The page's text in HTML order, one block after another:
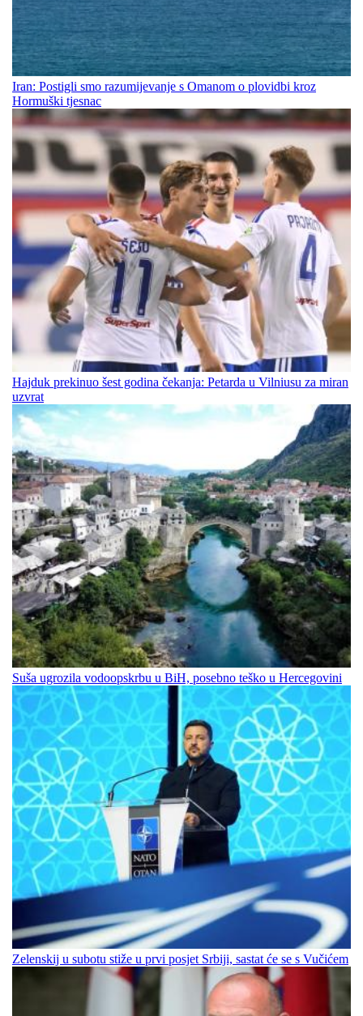
Iran: Postigli smo razumijevanje s Omanom o plovidbi kroz
Hormuški tjesnac
Hajduk prekinuo šest godina čekanja: Petarda u Vilniusu za miran
uzvrat
Suša ugrozila vodoopskrbu u BiH, posebno teško u Hercegovini
Zelenskij u subotu stiže u prvi posjet Srbiji, sastat će se s Vučićem